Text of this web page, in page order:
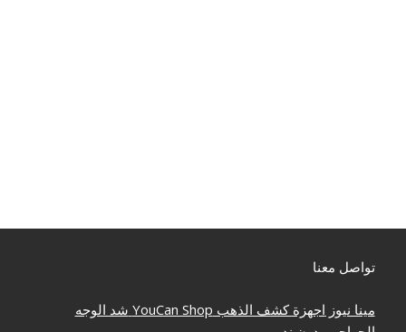
تواصل معنا
مينا نيوز اجهزة كشف الذهب YouCan Shop شد الوجه